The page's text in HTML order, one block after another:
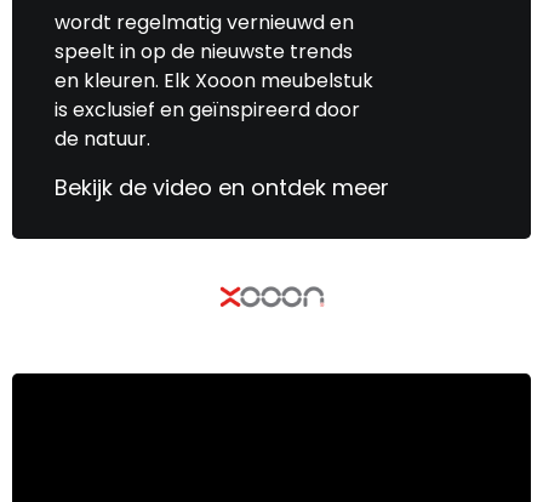
wordt regelmatig vernieuwd en
speelt in op de nieuwste trends
en kleuren. Elk Xooon meubelstuk
is exclusief en geïnspireerd door
de natuur.
Bekijk de video en ontdek meer